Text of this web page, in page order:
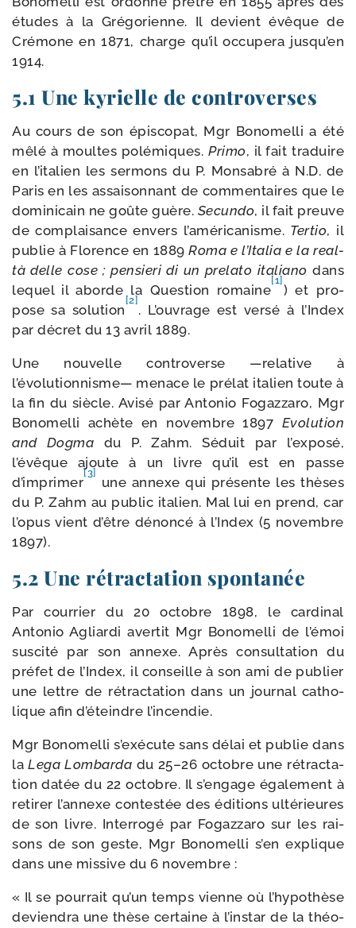
études à la Grégorienne. Il devient évêque de
Crémone en 1871, charge qu’il occu­pe­ra jusqu’en
1914.
5.1 Une kyrielle de controverses
Au cours de son épis­co­pat, Mgr Bonomelli a été
mêlé à moultes polé­miques.Primo, il fait tra­duire
en l’italien les ser­mons du P. Monsabré à N.D. de
Paris en les assai­son­nant de com­men­taires que le
domi­ni­cain ne goûte guère. Secundo, il fait preuve
de com­plai­sance envers l’américanisme. Tertio, il
publie à Florence en 1889Roma e l’Italia e la real­
tà delle cose ; pen­sie­ri di un pre­la­to ita­lia­no dans
lequel il aborde la Question romaine
[1]
) et pro­
pose sa solu­tion
[2]
. L’ouvrage est ver­sé à l’Index
par décret du 13 avril 1889.
Une nou­velle contro­verse —rela­tive à
l’évolutionnisme— menace le pré­lat ita­lien toute à
la fin du siècle. Avisé par Antonio Fogazzaro, Mgr
Bonomelli achète en novembre 1897 Evolution
and Dogma du P. Zahm. Séduit par l’exposé,
l’évêque ajoute à un livre qu’il est en passe
d’imprimer
[3]
une annexe qui pré­sente les thèses
du P. Zahm au public ita­lien. Mal lui en prend, car
l’opus vient d’être dénon­cé à l’Index (5 novembre
1897).
5.2 Une rétractation spontanée
Par cour­rier du 20 octobre 1898, le car­di­nal
Antonio Agliardi aver­tit Mgr Bonomelli de l’émoi
sus­ci­té par son annexe. Après consul­ta­tion du
pré­fet de l’Index, il conseille à son ami de publier
une lettre de rétrac­ta­tion dans un jour­nal catho­
lique afin d’éteindre l’incendie.
Mgr Bonomelli s’exécute sans délai et publie dans
laLega Lombarda du 25–26 octobre une rétrac­ta­
tion datée du 22 octobre. Il s’engage éga­le­ment à
reti­rer l’annexe contes­tée des édi­tions ulté­rieures
de son livre. Interrogé par Fogazzaro sur les rai­
sons de son geste, Mgr Bonomelli s’en explique
dans une mis­sive du 6 novembre :
« Il se pour­rait qu’un temps vienne où l’hypothèse
devien­dra une thèse cer­taine à l’instar de la théo­